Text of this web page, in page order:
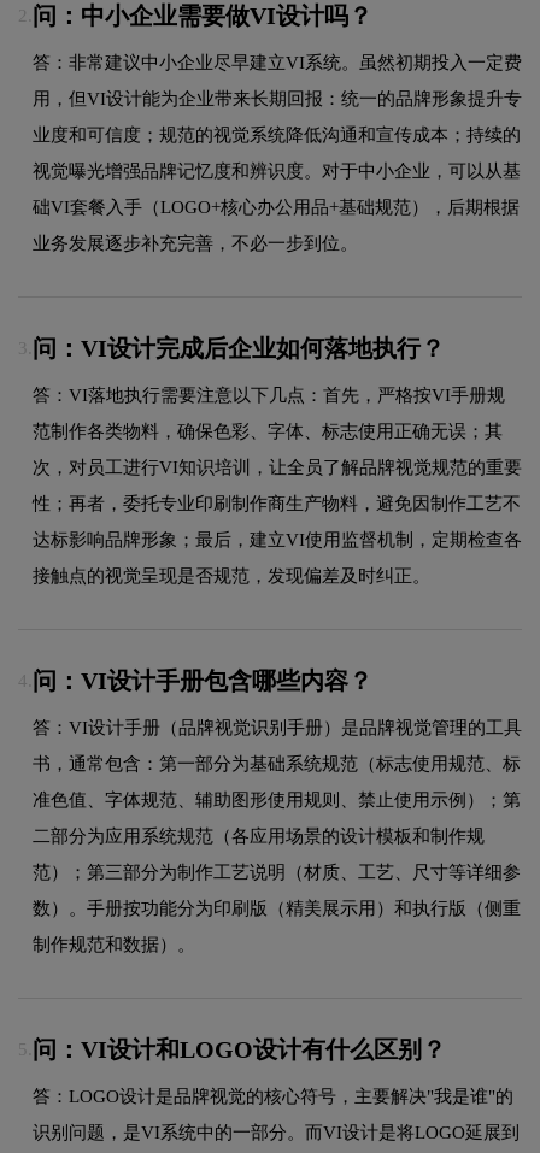
2. 问：中小企业需要做VI设计吗？
答：非常建议中小企业尽早建立VI系统。虽然初期投入一定费
用，但VI设计能为企业带来长期回报：统一的品牌形象提升专
业度和可信度；规范的视觉系统降低沟通和宣传成本；持续的
视觉曝光增强品牌记忆度和辨识度。对于中小企业，可以从基
础VI套餐入手（LOGO+核心办公用品+基础规范），后期根据
业务发展逐步补充完善，不必一步到位。
3. 问：VI设计完成后企业如何落地执行？
答：VI落地执行需要注意以下几点：首先，严格按VI手册规
范制作各类物料，确保色彩、字体、标志使用正确无误；其
次，对员工进行VI知识培训，让全员了解品牌视觉规范的重要
性；再者，委托专业印刷制作商生产物料，避免因制作工艺不
达标影响品牌形象；最后，建立VI使用监督机制，定期检查各
接触点的视觉呈现是否规范，发现偏差及时纠正。
4. 问：VI设计手册包含哪些内容？
答：VI设计手册（品牌视觉识别手册）是品牌视觉管理的工具
书，通常包含：第一部分为基础系统规范（标志使用规范、标
准色值、字体规范、辅助图形使用规则、禁止使用示例）；第
二部分为应用系统规范（各应用场景的设计模板和制作规
范）；第三部分为制作工艺说明（材质、工艺、尺寸等详细参
数）。手册按功能分为印刷版（精美展示用）和执行版（侧重
制作规范和数据）。
5. 问：VI设计和LOGO设计有什么区别？
答：LOGO设计是品牌视觉的核心符号，主要解决"我是谁"的
识别问题，是VI系统中的一部分。而VI设计是将LOGO延展到